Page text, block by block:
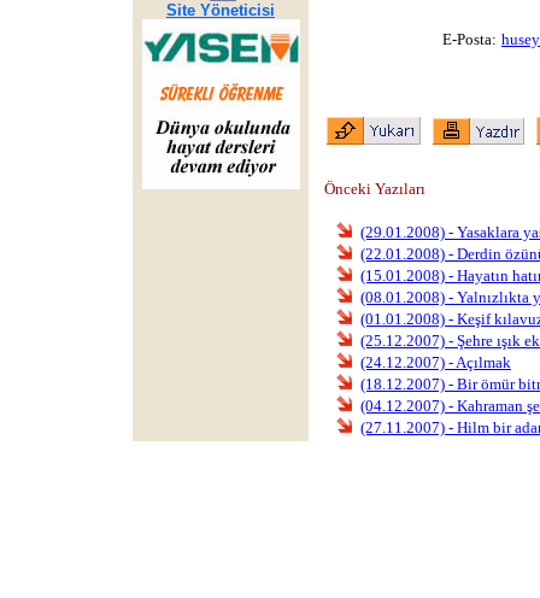
Site Yöneticisi
E-Posta:
Önceki Yazıları
(29.01.2008) - Yasaklara
(22.01.2008) - Derdin
(15.01.2008) - Hayatın
(08.01.2008) - Yalnızlıkta
(01.01.2008) - Keşif
(25.12.2007) - Şehre ışık
(24.12.2007) - Açılmak
(18.12.2007) - Bir ömür
(04.12.2007) - Kahraman
(27.11.2007) - Hilm bir